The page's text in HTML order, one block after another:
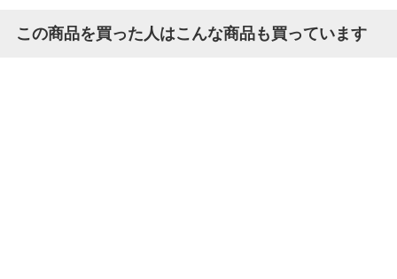
この商品を買った人はこんな商品も買っています